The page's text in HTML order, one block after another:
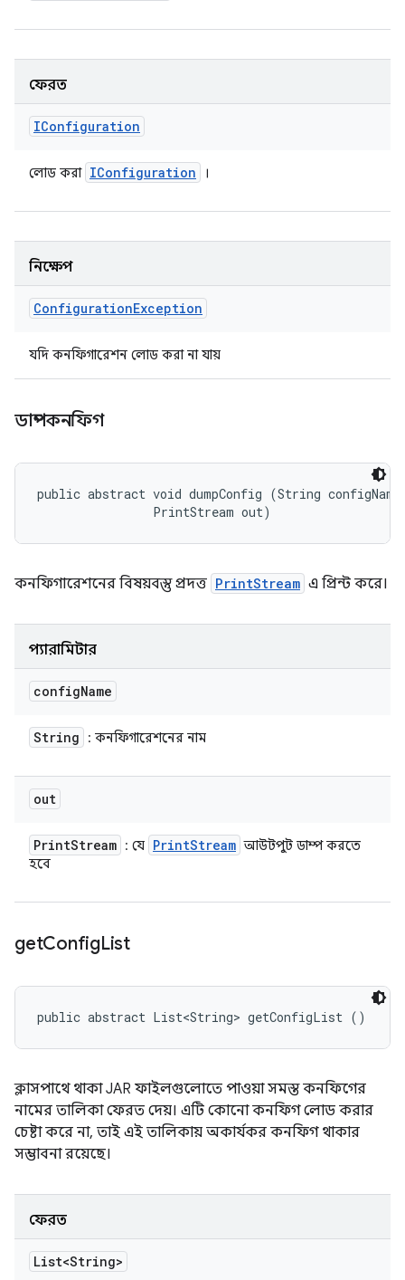
ফেরত
IConfiguration
লোড করা IConfiguration ।
নিক্ষেপ
ConfigurationException
যদি কনফিগারেশন লোড করা না যায়
ডাম্পকনফিগ
public abstract void dumpConfig (String
                PrintStream out)
কনফিগারেশনের বিষয়বস্তু প্রদত্ত PrintStream এ প্রিন্ট করে।
প্যারামিটার
configName
String : কনফিগারেশনের নাম
out
PrintStream : যে PrintStream আউটপুট ডাম্প করতে
হবে
getConfigList
public abstract List<String> getConfigList ()
ক্লাসপাথে থাকা JAR ফাইলগুলোতে পাওয়া সমস্ত কনফিগের
নামের তালিকা ফেরত দেয়। এটি কোনো কনফিগ লোড করার
চেষ্টা করে না, তাই এই তালিকায় অকার্যকর কনফিগ থাকার
সম্ভাবনা রয়েছে।
ফেরত
List<String>